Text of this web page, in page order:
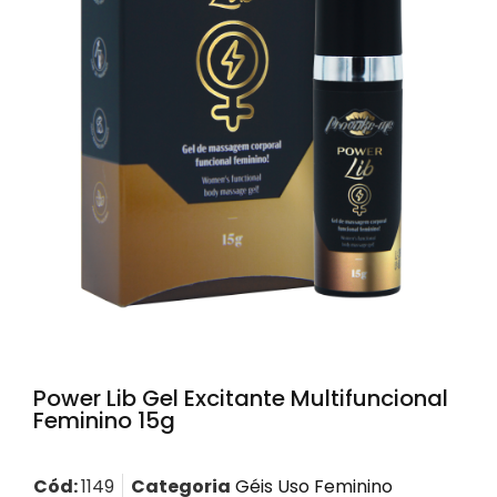
Power Lib Gel Excitante Multifuncional
Feminino 15g
Cód:1149 Categoria Géis Uso Feminino